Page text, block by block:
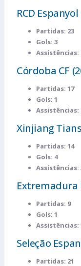
RCD
Partidas: 23
Gols: 3
Assistências:
Córdoba CF
Partidas: 17
Gols: 1
Assistências:
Xinjiang
Partidas: 14
Gols: 4
Assistências:
Extremadura
Partidas: 9
Gols: 1
Assistências:
Seleção
Partidas: 21